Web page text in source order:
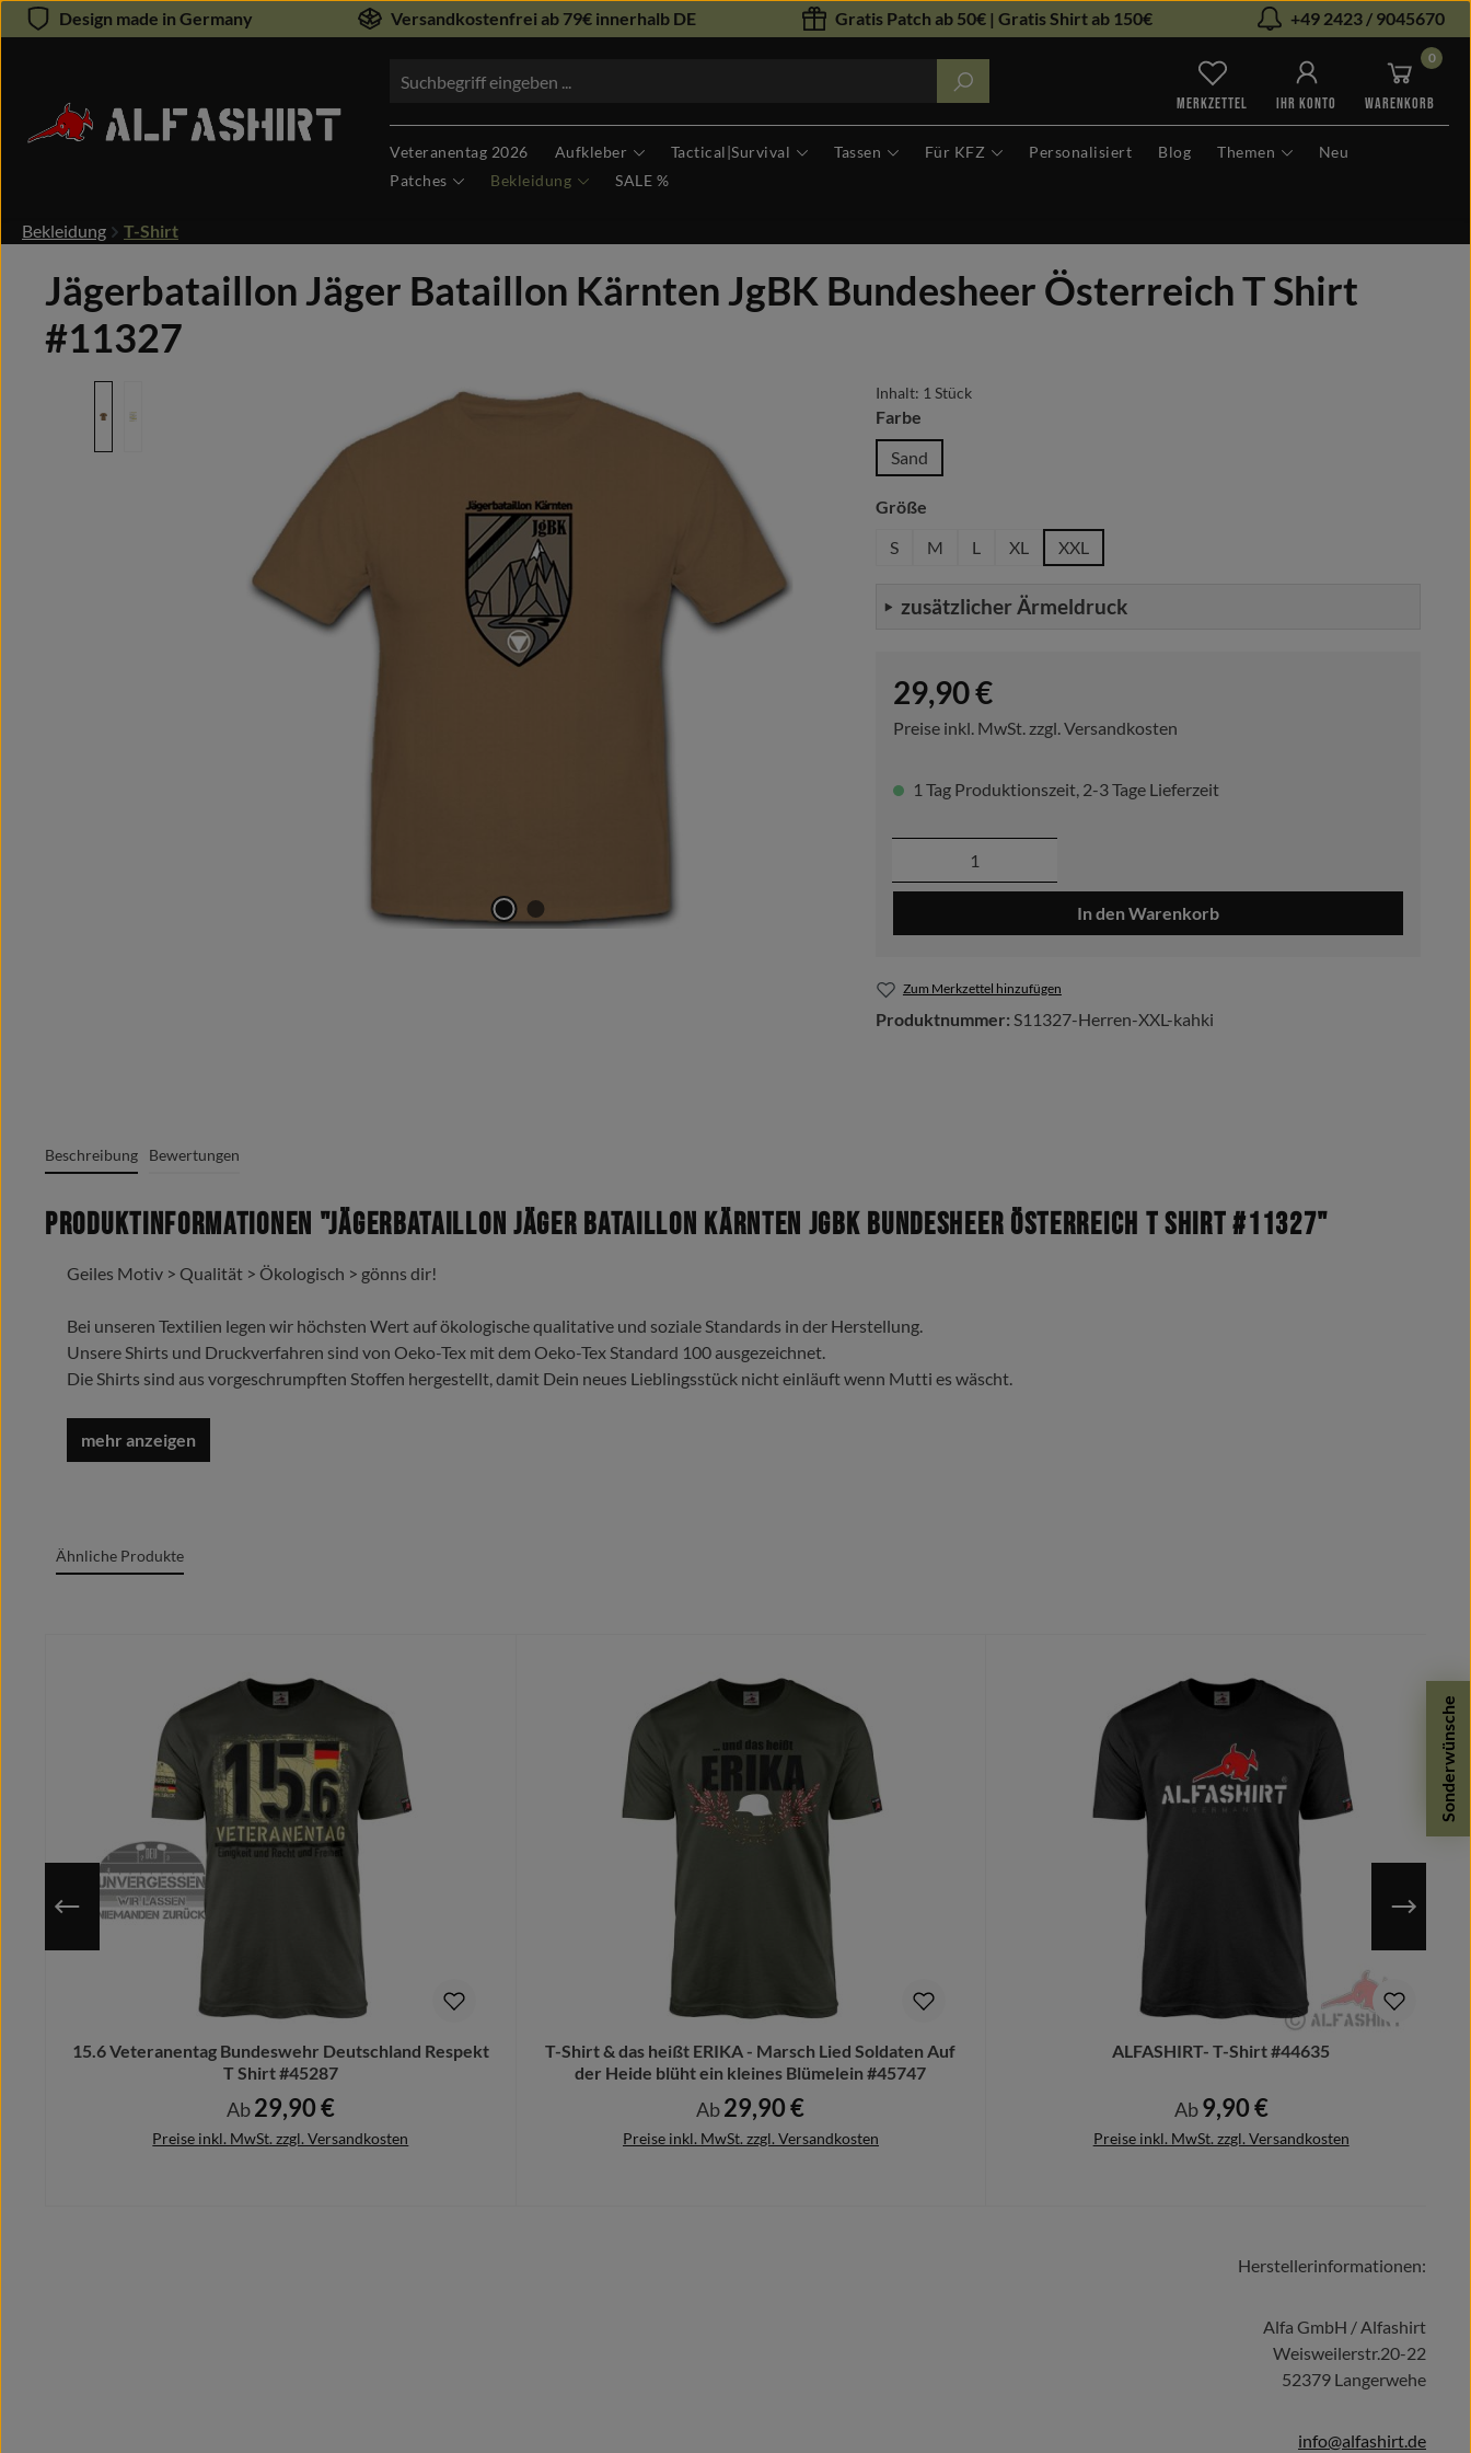
Hauptinhalt springen
Zur Suche springen
Design made in Germany Versandkostenfrei ab 79€ innerhalb DE Gratis Patch ab 50€ | Gratis Shirt ab 150€ +49 2423 / 9045670
Du hast 0 Produkte auf dem
MERKZETTEL IHR KONTO
0
WARENKORB
Veteranentag 2026 Aufkleber Tactical|Survival Tassen Für KFZ Personalisiert Blog Themen
Neu
Patches
Bekleidung SALE %
Bekleidung T-Shirt
Jägerbataillon Jäger Bataillon Kärnten JgBK Bundesheer Österreich T Shirt
#11327
Inhalt: 1 Stück
Farbeauswählen
Sand
Größeauswählen
S
M L XL XXL
zusätzlicher Ärmeldruck
Regulärer Preis:
29,90 €
Preise inkl. MwSt. zzgl. Versandkosten
1 Tag Produktionszeit, 2-3 Tage Lieferzeit
Produkt Anzahl: Gib den gewünschten Wert ein
In den Warenkorb
Zum Merkzettel hinzufügen
Produktnummer: S11327-Herren-XXL-kahki
Sonderwünsche
Beschreibung Bewertungen
Produktinformationen "Jägerbataillon Jäger Bataillon Kärnten JgBK Bundesheer Österreich T Shirt #11327"
Geiles Motiv > Qualität > Ökologisch > gönns dir!
Bei unseren Textilien legen wir höchsten Wert auf ökologische qualitative und soziale Standards in der Herstellung.
Unsere Shirts und Druckverfahren sind von Oeko-Tex mit dem Oeko-Tex Standard 100 ausgezeichnet.
Die Shirts sind aus vorgeschrumpften Stoffen hergestellt, damit Dein neues Lieblingsstück nicht einläuft wenn Mutti es wäscht.
Trage es liebe es lebe es !
100% Baumwolle/cotton/coton(m.)/Algodón
Moderner zeitgemäßer Schnitt
Optimale Wärmeübertragung, angenehmes Tragegefühl
Extrem glatte und fusselfreie Oberfläche
Kragenband im Nacken für cleanes Finish
Individuell auf deine ausgewählte Größe gedruckt
Nutze die hinterlegte Größentabelle um sicher zu gehen, dass du die richtige Größe wählst.
Da das Motiv erst nach Bestelleingang auf deine gewählte Größe gedruckt wird, ist ein Umtausch nur aus Qualitätsmängeln möglich.
Du hast eine bessere/eigene Idee?
Schicke uns Deinen Motivwunsch vorab und wir designen Deinen Produktvorschlag kostenlos.
Bitte beachte hierbei, dass nach dem Kauf keine Änderungen mehr vorgenommen werden können.
Ähnliche Produkte
15.6 Veteranentag Bundeswehr Deutschland Respekt
T Shirt #45287
Regulärer Preis:
Ab29,90 €
Preise inkl. MwSt. zzgl. Versandkosten
T-Shirt & das heißt ERIKA - Marsch Lied Soldaten Auf
der Heide blüht ein kleines Blümelein #45747
Regulärer Preis:
Ab29,90 €
Preise inkl. MwSt. zzgl. Versandkosten
ALFASHIRT- T-Shirt #44635
Regulärer Preis:
Ab9,90 €
Preise inkl. MwSt. zzgl. Versandkosten
DetailsHerstellerinformationen:
Alfa GmbH / Alfashirt
Weisweilerstr.20-22
52379 Langerwehe
info@alfashirt.de